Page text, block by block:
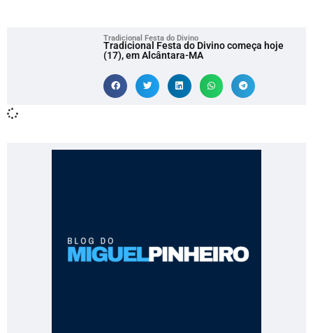
Tradicional Festa do Divino
Tradicional Festa do Divino começa hoje
(17), em Alcântara-MA